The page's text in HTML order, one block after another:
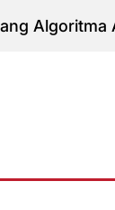
AI Makin